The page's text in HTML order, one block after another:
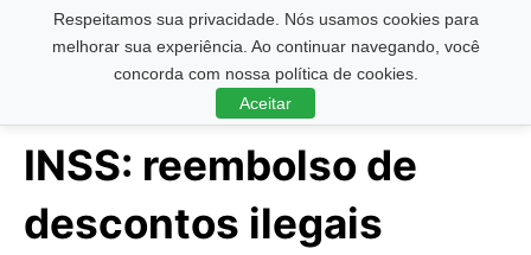
Respeitamos sua privacidade. Nós usamos cookies para
melhorar sua experiência. Ao continuar navegando, você
concorda com nossa política de cookies.
Aceitar
Pesquisar ...
INSS: reembolso de
descontos ilegais